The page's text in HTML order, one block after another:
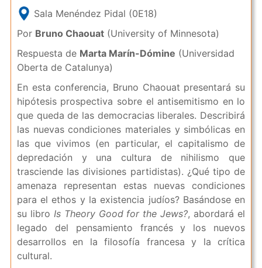
Sala Menéndez Pidal (0E18)
Por Bruno Chaouat(University of Minnesota)
Respuesta de Marta Marín-Dómine (Universidad
Oberta de Catalunya)
En esta conferencia, Bruno Chaouat presentará su
hipótesis prospectiva sobre el antisemitismo en lo
que queda de las democracias liberales. Describirá
las nuevas condiciones materiales y simbólicas en
las que vivimos (en particular, el capitalismo de
depredación y una cultura de nihilismo que
trasciende las divisiones partidistas). ¿Qué tipo de
amenaza representan estas nuevas condiciones
para el ethos y la existencia judíos? Basándose en
su libro Is Theory Good for the Jews?, abordará el
legado del pensamiento francés y los nuevos
desarrollos en la filosofía francesa y la crítica
cultural.